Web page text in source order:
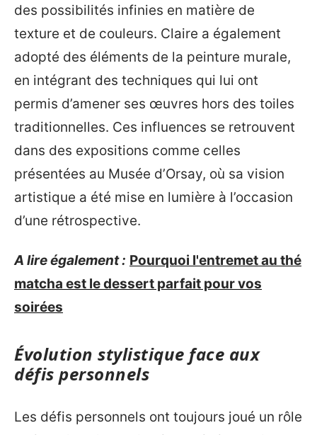
des possibilités infinies en matière de
texture et de couleurs. Claire a également
adopté des éléments de la peinture murale,
en intégrant des techniques qui lui ont
permis d’amener ses œuvres hors des toiles
traditionnelles. Ces influences se retrouvent
dans des expositions comme celles
présentées au Musée d’Orsay, où sa vision
artistique a été mise en lumière à l’occasion
d’une rétrospective.
A lire également : Pourquoi l'entremet au thé
matcha est le dessert parfait pour vos
soirées
Évolution stylistique face aux
défis personnels
Les défis personnels ont toujours joué un rôle